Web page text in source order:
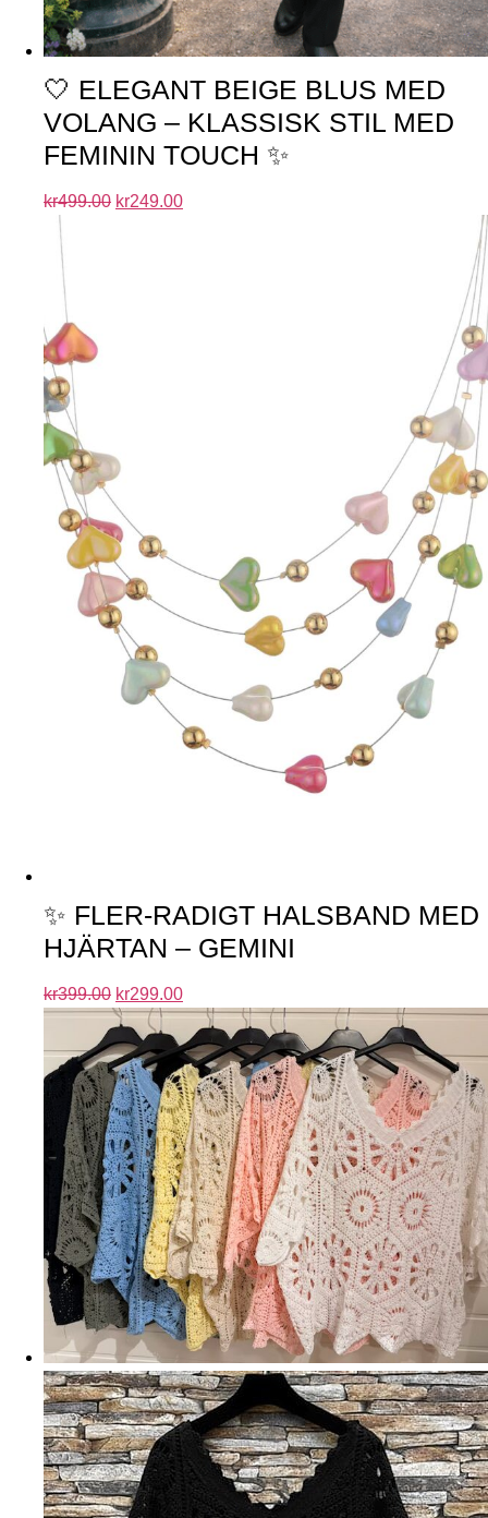
🤍 ELEGANT BEIGE BLUS MED
VOLANG – KLASSISK STIL MED
FEMININ TOUCH ✨
kr499.00 kr249.00
✨ FLER-RADIGT HALSBAND MED
HJÄRTAN – GEMINI
kr399.00 kr299.00